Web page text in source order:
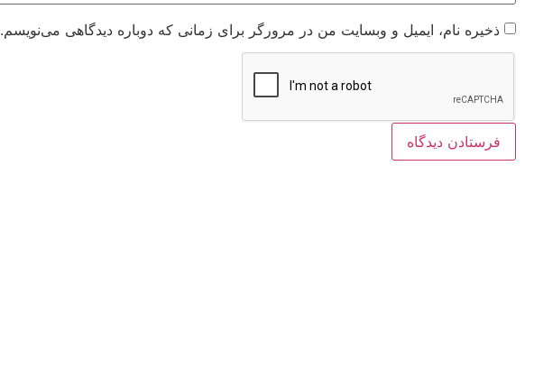
ذخیره نام، ایمیل و وبسایت من در مرورگر برای زمانی که دوباره دیدگاهی می‌نویسم.